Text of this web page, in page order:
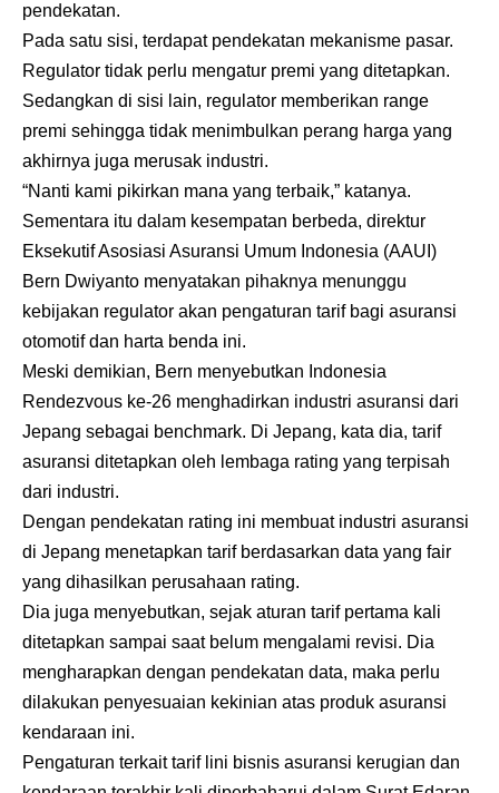
pendekatan.
Pada satu sisi, terdapat pendekatan mekanisme pasar.
Regulator tidak perlu mengatur premi yang ditetapkan.
Sedangkan di sisi lain, regulator memberikan range
premi sehingga tidak menimbulkan perang harga yang
akhirnya juga merusak industri.
“Nanti kami pikirkan mana yang terbaik,” katanya.
Sementara itu dalam kesempatan berbeda, direktur
Eksekutif Asosiasi Asuransi Umum Indonesia (AAUI)
Bern Dwiyanto menyatakan pihaknya menunggu
kebijakan regulator akan pengaturan tarif bagi asuransi
otomotif dan harta benda ini.
Meski demikian, Bern menyebutkan Indonesia
Rendezvous ke-26 menghadirkan industri asuransi dari
Jepang sebagai benchmark. Di Jepang, kata dia, tarif
asuransi ditetapkan oleh lembaga rating yang terpisah
dari industri.
Dengan pendekatan rating ini membuat industri asuransi
di Jepang menetapkan tarif berdasarkan data yang fair
yang dihasilkan perusahaan rating.
Dia juga menyebutkan, sejak aturan tarif pertama kali
ditetapkan sampai saat belum mengalami revisi. Dia
mengharapkan dengan pendekatan data, maka perlu
dilakukan penyesuaian kekinian atas produk asuransi
kendaraan ini.
Pengaturan terkait tarif lini bisnis asuransi kerugian dan